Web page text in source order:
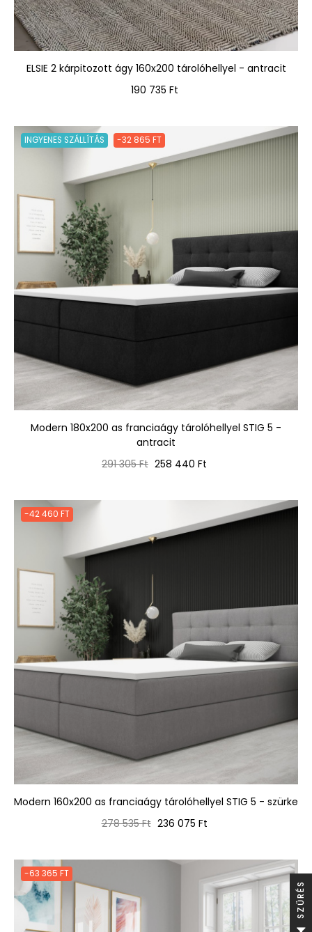
ELSIE 2 kárpitozott ágy 160x200 tárolóhellyel - antracit
Ár
190 735 Ft
INGYENES SZÁLLÍTÁS -32 865 FT
Modern 180x200 as franciaágy tárolóhellyel STIG 5 -
antracit
Normál
291 305 Ft Ár
258 440 Ft
-42 460 FT
Modern 160x200 as franciaágy tárolóhellyel STIG 5 - szürke
Normál
278 535 Ft Ár
236 075 Ft
-63 365 FT
S